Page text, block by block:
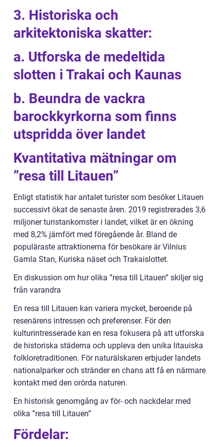
3. Historiska och
arkitektoniska skatter:
a. Utforska de medeltida
slotten i Trakai och Kaunas
b. Beundra de vackra
barockkyrkorna som finns
utspridda över landet
Kvantitativa mätningar om
”resa till Litauen”
Enligt statistik har antalet turister som besöker Litauen
successivt ökat de senaste åren. 2019 registrerades 3,6
miljoner turistankomster i landet, vilket är en ökning
med 8,2% jämfört med föregående år. Bland de
populäraste attraktionerna för besökare är Vilnius
Gamla Stan, Kuriska näset och Trakaislottet.
En diskussion om hur olika ”resa till Litauen” skiljer sig
från varandra
En resa till Litauen kan variera mycket, beroende på
resenärens intressen och preferenser. För den
kulturintresserade kan en resa fokusera på att utforska
de historiska städerna och uppleva den unika litauiska
folkloretraditionen. För naturälskaren erbjuder landets
nationalparker och stränder en chans att få en närmare
kontakt med den orörda naturen.
En historisk genomgång av för- och nackdelar med
olika ”resa till Litauen”
Fördelar: